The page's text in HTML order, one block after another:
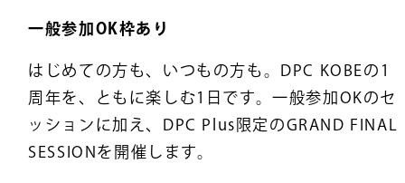
一般参加OK枠あり
はじめての方も、いつもの方も。DPC KOBEの1
周年を、ともに楽しむ1日です。一般参加OKのセ
ッションに加え、DPC Plus限定のGRAND FINAL
SESSIONを開催します。